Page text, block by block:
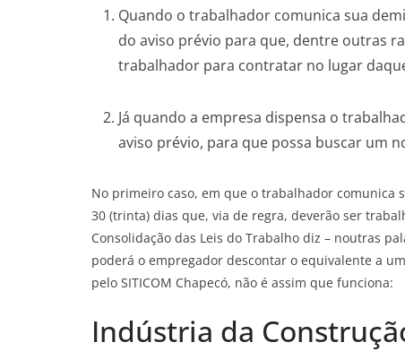
Quando o trabalhador comunica sua
do aviso prévio para que, dentre outras
trabalhador para contratar no lugar
Já quando a empresa dispensa o
aviso prévio, para que possa buscar um
No primeiro caso, em que o trabalhador comunica
30 (trinta) dias que, via de regra, deverão ser
Consolidação das Leis do Trabalho diz – noutras
poderá o empregador descontar o equivalente a
pelo SITICOM Chapecó, não é assim que funciona:
Indústria da